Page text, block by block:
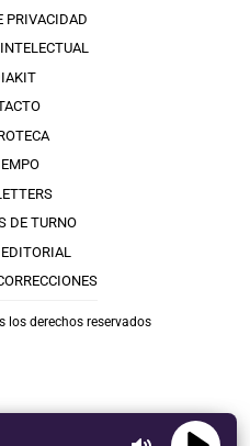
PRIVACIDAD
DE TURNO
los derechos reservados